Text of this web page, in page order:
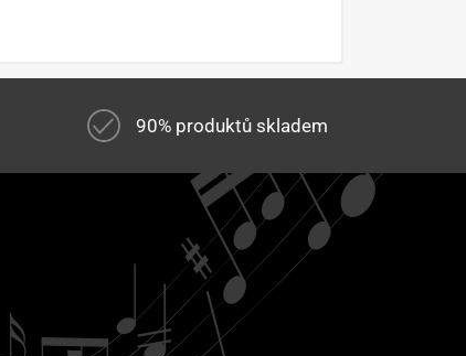
90% produktů skladem